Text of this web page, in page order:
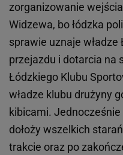
zorganizowanie
Widzewa, bo łódzka
sprawie uznaje władze
przejazdu i dotarcia na
Łódzkiego Klubu
władze klubu drużyny
kibicami.
dołoży wszelkich
trakcie oraz po